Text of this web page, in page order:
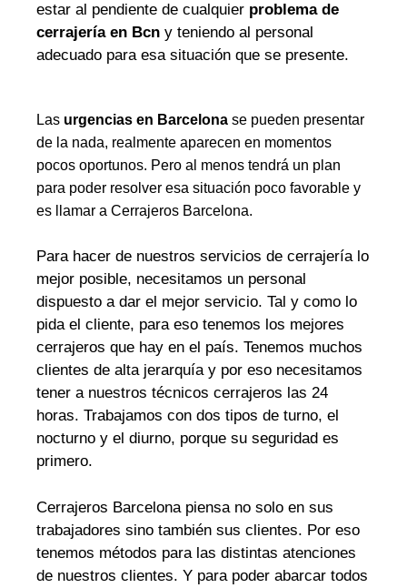
estar al pendiente de cualquier problema de
cerrajería en Bcn y teniendo al personal
adecuado para esa situación que se presente.
Las urgencias en Barcelona se pueden presentar
de la nada, realmente aparecen en momentos
pocos oportunos. Pero al menos tendrá un plan
para poder resolver esa situación poco favorable y
es llamar a Cerrajeros Barcelona.
Para hacer de nuestros servicios de cerrajería lo
mejor posible, necesitamos un personal
dispuesto a dar el mejor servicio. Tal y como lo
pida el cliente, para eso tenemos los mejores
cerrajeros que hay en el país. Tenemos muchos
clientes de alta jerarquía y por eso necesitamos
tener a nuestros técnicos cerrajeros las 24
horas. Trabajamos con dos tipos de turno, el
nocturno y el diurno, porque su seguridad es
primero.
Cerrajeros Barcelona piensa no solo en sus
trabajadores sino también sus clientes. Por eso
tenemos métodos para las distintas atenciones
de nuestros clientes. Y para poder abarcar todos